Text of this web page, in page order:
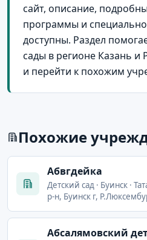
сайт, описание,
программы и
доступны. Раздел
сады в регионе Казань и
и перейти к похожим
Похожие
Абвгдейка
Детский сад · Буинск ·
р-н, Буинск г,
Абсалямовский